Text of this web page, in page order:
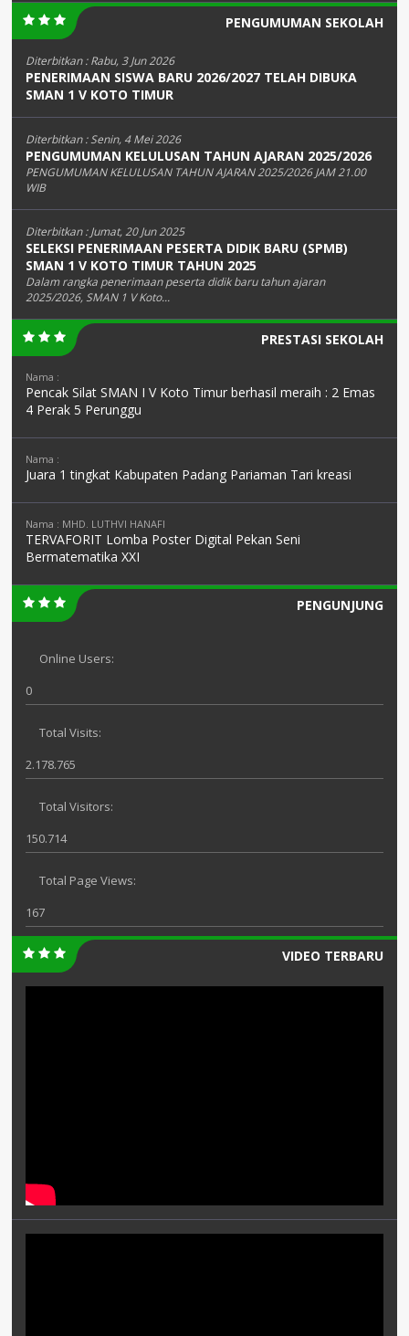
PENGUMUMAN SEKOLAH
Diterbitkan :Rabu, 3 Jun 2026
PENERIMAAN SISWA BARU 2026/2027 TELAH DIBUKA
SMAN 1 V KOTO TIMUR
Diterbitkan :Senin, 4 Mei 2026
PENGUMUMAN KELULUSAN TAHUN AJARAN 2025/2026
PENGUMUMAN KELULUSAN TAHUN AJARAN 2025/2026 JAM 21.00
WIB
Diterbitkan :Jumat, 20 Jun 2025
SELEKSI PENERIMAAN PESERTA DIDIK BARU (SPMB)
SMAN 1 V KOTO TIMUR TAHUN 2025
Dalam rangka penerimaan peserta didik baru tahun ajaran
2025/2026, SMAN 1 V Koto...
PRESTASI SEKOLAH
Nama :
Pencak Silat SMAN I V Koto Timur berhasil meraih : 2 Emas
4 Perak 5 Perunggu
Nama :
Juara 1 tingkat Kabupaten Padang Pariaman Tari kreasi
Nama : MHD. LUTHVI HANAFI
TERVAFORIT Lomba Poster Digital Pekan Seni
Bermatematika XXI
PENGUNJUNG
Online Users:
0
Total Visits:
2.178.765
Total Visitors:
150.714
Total Page Views:
167
VIDEO TERBARU